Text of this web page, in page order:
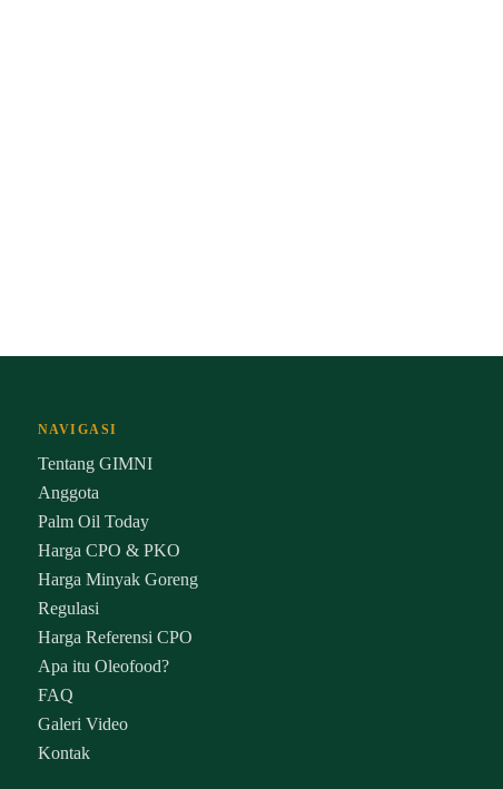
NAVIGASI
Tentang GIMNI
Anggota
Palm Oil Today
Harga CPO & PKO
Harga Minyak Goreng
Regulasi
Harga Referensi CPO
Apa itu Oleofood?
FAQ
Galeri Video
Kontak